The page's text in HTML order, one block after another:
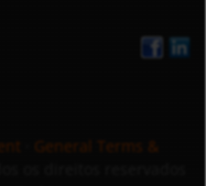
General Terms &